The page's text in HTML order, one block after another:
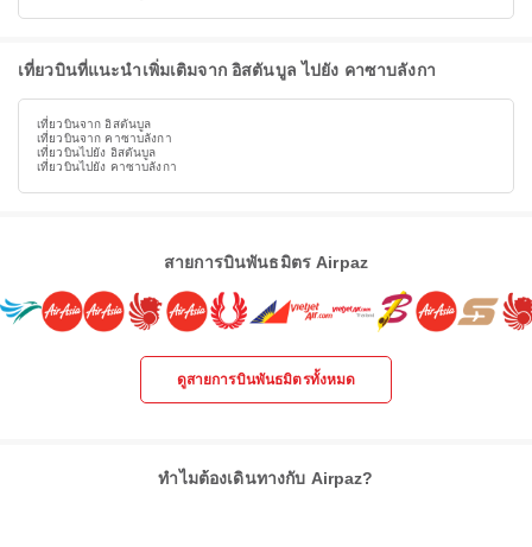
เที่ยวบินที่แนะนำเพิ่มเติมจาก อิสตันบูล ไปยัง คาซาบลังกา
เที่ยวบินจาก อิสตันบูล
เที่ยวบินจาก คาซาบลังกา
เที่ยวบินไปยัง อิสตันบูล
เที่ยวบินไปยัง คาซาบลังกา
สายการบินพันธมิตร Airpaz
ดูสายการบินพันธมิตรทั้งหมด
ทำไมต้องเดินทางกับ Airpaz?